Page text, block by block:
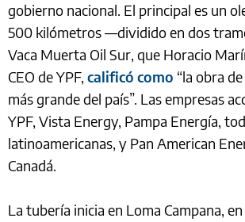
gobierno nacional. El principal es un
500 kilómetros —dividido en dos
Vaca Muerta Oil Sur, que Horacio
CEO de YPF, calificó como “la obra
más grande del país”. Las empresas
YPF, Vista Energy, Pampa Energía,
latinoamericanas, y Pan American
Canadá.
La tubería inicia en Loma Campana,